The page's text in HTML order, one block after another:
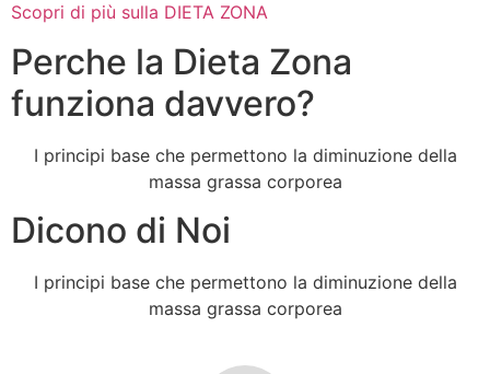
Scopri di più sulla DIETA ZONA
Perche la Dieta Zona
funziona davvero?
I principi base che permettono la diminuzione della
massa grassa corporea
Dicono di Noi
I principi base che permettono la diminuzione della
massa grassa corporea